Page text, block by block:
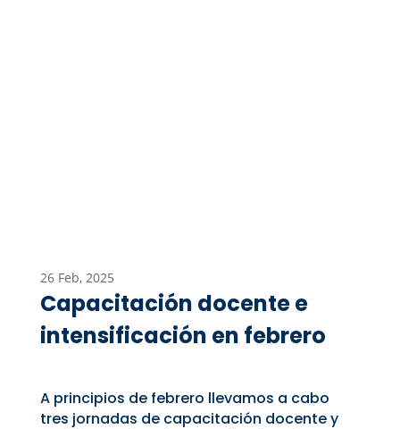
26 Feb, 2025
Capacitación docente e
intensificación en febrero
A principios de febrero llevamos a cabo
tres jornadas de capacitación docente y